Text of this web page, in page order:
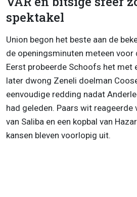
spektakel
Union begon het beste aan de
de openingsminuten meteen voor
Eerst probeerde Schoofs het met
later dwong Zeneli doelman
eenvoudige redding nadat
had geleden. Paars wit
van Saliba en een kopbal van
kansen bleven voorlopig uit.